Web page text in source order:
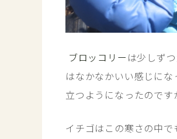
ブロッコリー は少しず
はなかなかいい感じに
立つようになったのです
イチゴはこの寒さの中